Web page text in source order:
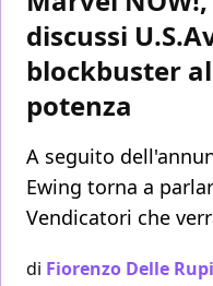
discussi
blockbuster
potenza
A seguito
Ewing torna a
Vendicatori che
di Fiorenzo Delle Rupi